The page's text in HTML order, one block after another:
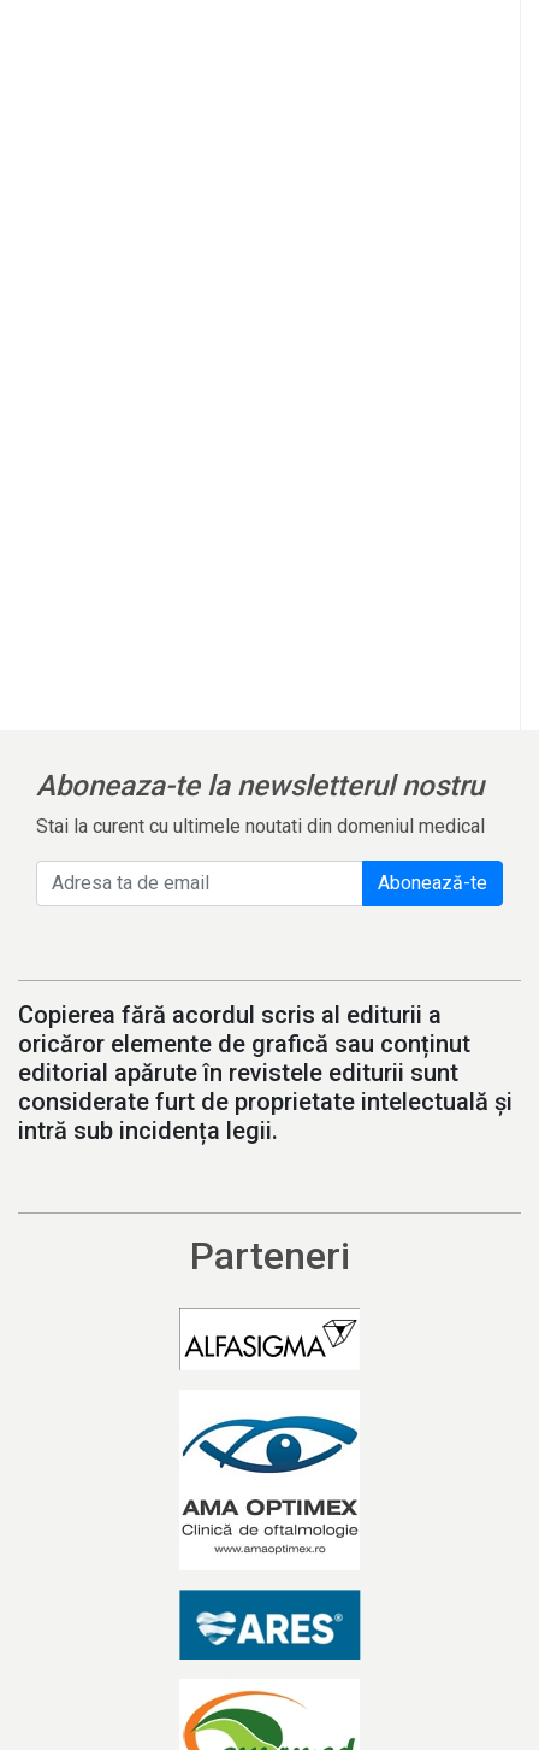
Aboneaza-te la newsletterul nostru
Stai la curent cu ultimele noutati din domeniul medical
Abonează-te
Copierea fără acordul scris al editurii a
oricăror elemente de grafică sau conținut
editorial apărute în revistele editurii sunt
considerate furt de proprietate intelectuală și
intră sub incidența legii.
Parteneri